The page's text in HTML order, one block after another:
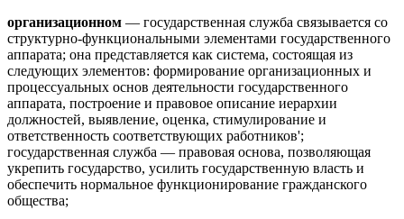
организационном — государственная служба связывается со
структурно-функциональными элементами государственного
ап­парата; она представляется как система, состоящая из
следую­щих элементов: формирование организационных и
процессуаль­ных основ деятельности государственного
аппарата, построение и правовое описание иерархии
должностей, выявление, оценка, стимулирование и
ответственность соответствующих работни­ков';
государственная служба — правовая основа, позволяющая
укрепить государство, усилить государственную власть и
обес­печить нормальное функционирование гражданского
общества;